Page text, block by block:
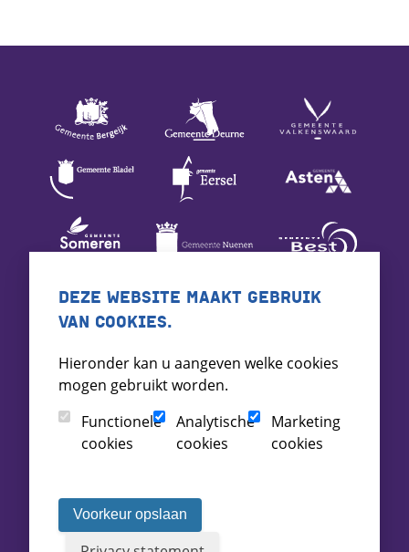
DEZE WEBSITE MAAKT GEBRUIK
VAN COOKIES.
Hieronder kan u aangeven welke cookies
mogen gebruikt worden.
Functionele
cookies
Analytische
cookies
Marketing
cookies
Voorkeur opslaan